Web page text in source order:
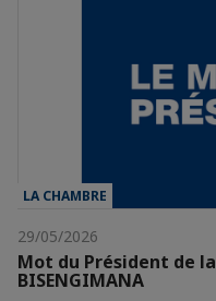
LA CHAMBRE
29/05/2026
Mot du Président de
BISENGIMANA